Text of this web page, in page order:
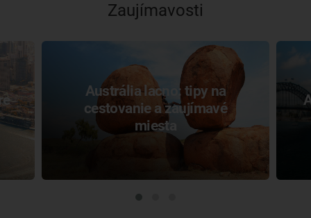
Zaujímavosti
Austrália lacno: tipy na
cestovanie a zaujímavé
miesta